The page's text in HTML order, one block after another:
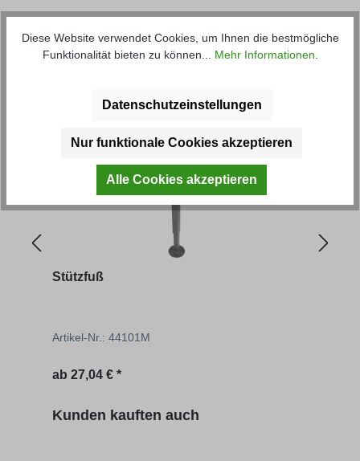
Artikel-Nr.: 44121
Produktgalerie überspringen
Kunden haben sich ebenfalls
angesehen
Stützfuß
Artikel-Nr.: 44101M
Regulärer Preis:
ab 27,04 € *
Produktgalerie überspringen
Kunden kauften auch
Diese Website verwendet Cookies, um Ihnen die bestmögliche
Funktionalität bieten zu können... Mehr Informationen.
Datenschutzeinstellungen
Nur funktionale Cookies akzeptieren
Alle Cookies akzeptieren